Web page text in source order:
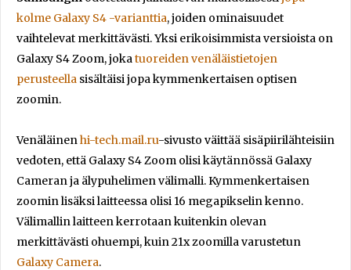
kolme Galaxy S4 -varianttia, joiden ominaisuudet
vaihtelevat merkittävästi. Yksi erikoisimmista versioista on
Galaxy S4 Zoom, jokatuoreiden venäläistietojen
perusteella sisältäisi jopa kymmenkertaisen optisen
zoomin.
Venäläinenhi-tech.mail.ru-sivusto väittää sisäpiirilähteisiin
vedoten, että Galaxy S4 Zoom olisi käytännössä Galaxy
Cameran ja älypuhelimen välimalli. Kymmenkertaisen
zoomin lisäksi laitteessa olisi 16 megapikselin kenno.
Välimallin laitteen kerrotaan kuitenkin olevan
merkittävästi ohuempi, kuin 21x zoomilla varustetun
Galaxy Camera.